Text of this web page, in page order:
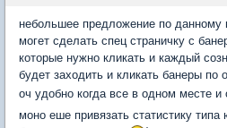
небольшее предложение по данному
могет сделать спец страничку с
которые нужно кликать и каждый
будет заходить и кликать банеры по
оч удобно когда все в одном месте и
моно еше привязать статистику типа